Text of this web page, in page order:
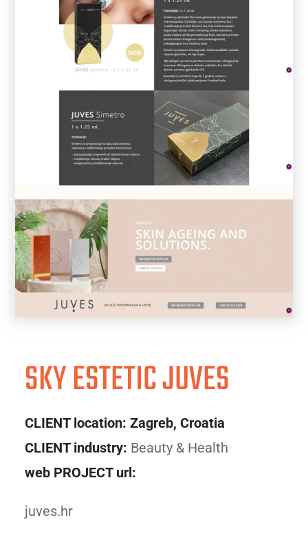
SKY ESTETIC JUVES
CLIENT location: Zagreb, Croatia
CLIENT industry: Beauty & Health
web PROJECT url:
juves.hr